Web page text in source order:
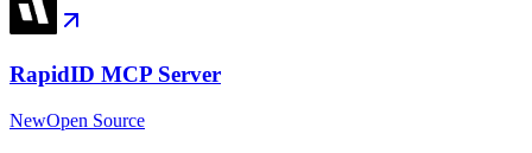
RapidID MCP Server
NewOpen Source